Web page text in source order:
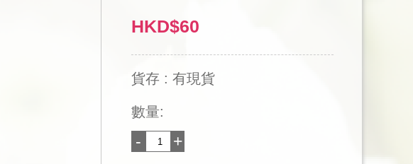
HKD$60
貨存 : 有現貨
數量:
+
-